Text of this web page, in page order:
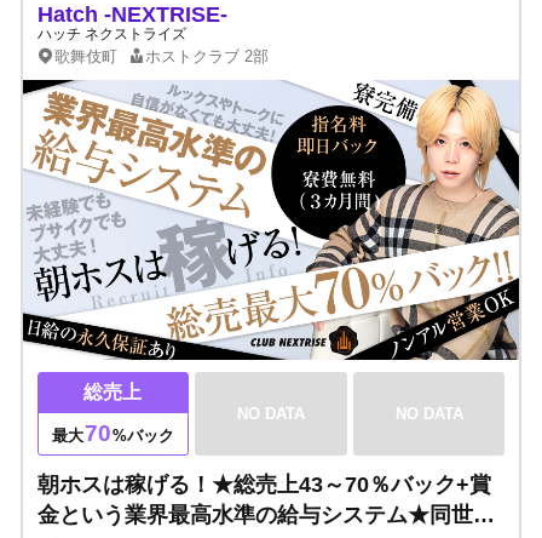
Hatch -NEXTRISE-
ハッチ ネクストライズ
歌舞伎町 ホストクラブ 2部
総売上
最大70%バック
NO DATA NO DATA
朝ホスは稼げる！★総売上43～70％バック+賞
金という業界最高水準の給与システム★同世代